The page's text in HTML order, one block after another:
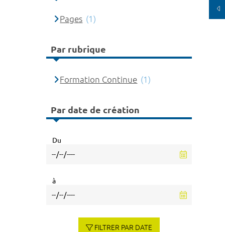
Pages (1)
Par rubrique
Formation Continue (1)
Par date de création
Du
à
FILTRER PAR DATE